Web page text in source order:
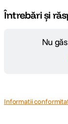
Întrebări și
Nu
Informatii